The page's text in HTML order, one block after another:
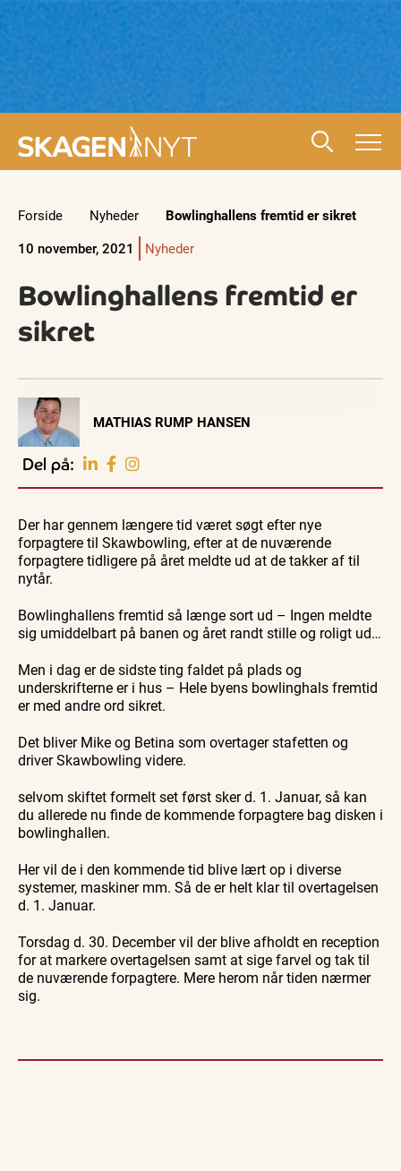
Forside Nyheder
Bowlinghallens fremtid er sikret
10 november, 2021
Nyheder
Bowlinghallens fremtid er
sikret
Visit Vendsyssel
EVENTKALENDER
Oplev events i
Vendsyssel
natur og lokale events.
Se events
Workshop
på
Naturhistorisk
Museum
6. aug.
Guidede ture
bussen
Udeliv
MATHIAS RUMP HANSEN
Del på:
Der har gennem længere tid været søgt efter nye
forpagtere til Skawbowling, efter at de nuværende
forpagtere tidligere på året meldte ud at de takker af til
nytår.
Bowlinghallens fremtid så længe sort ud – Ingen meldte
sig umiddelbart på banen og året randt stille og roligt ud…
Men i dag er de sidste ting faldet på plads og
underskrifterne er i hus – Hele byens bowlinghals fremtid
er med andre ord sikret.
Det bliver Mike og Betina som overtager stafetten og
driver Skawbowling videre.
selvom skiftet formelt set først sker d. 1. Januar, så kan
du allerede nu finde de kommende forpagtere bag disken i
bowlinghallen.
Her vil de i den kommende tid blive lært op i diverse
systemer, maskiner mm. Så de er helt klar til overtagelsen
d. 1. Januar.
Torsdag d. 30. December vil der blive afholdt en reception
for at markere overtagelsen samt at sige farvel og tak til
de nuværende forpagtere. Mere herom når tiden nærmer
sig.